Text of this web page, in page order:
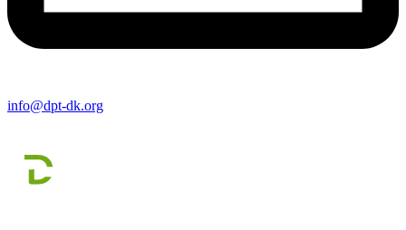
info@dpt-dk.org